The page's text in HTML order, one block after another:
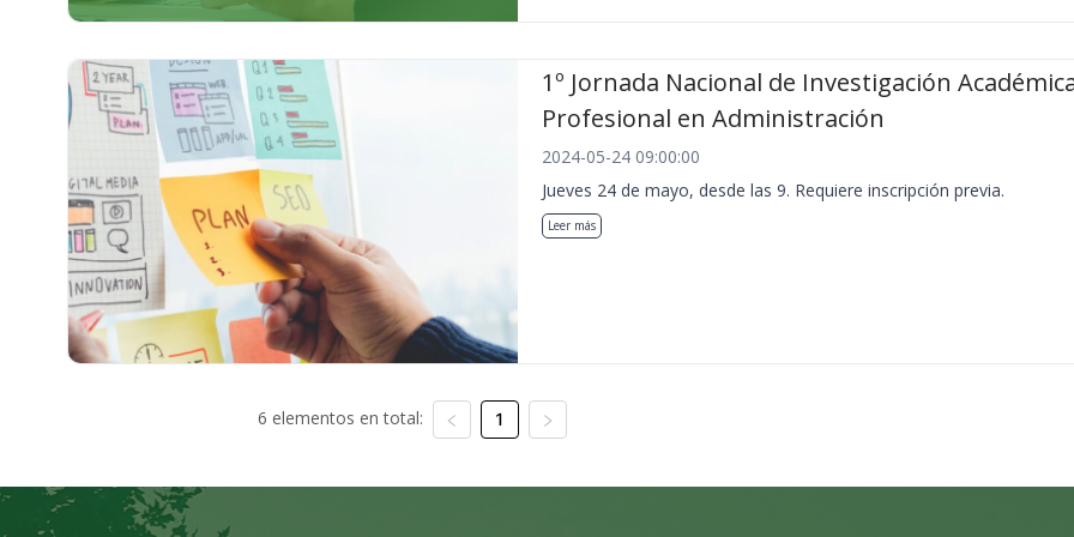
1º Jornada Nacional de Investigación
Profesional en Administración
2024-05-24 09:00:00
Jueves 24 de mayo, desde las 9. Requiere inscripción previa.
Leer más
6 elementos en total: 1